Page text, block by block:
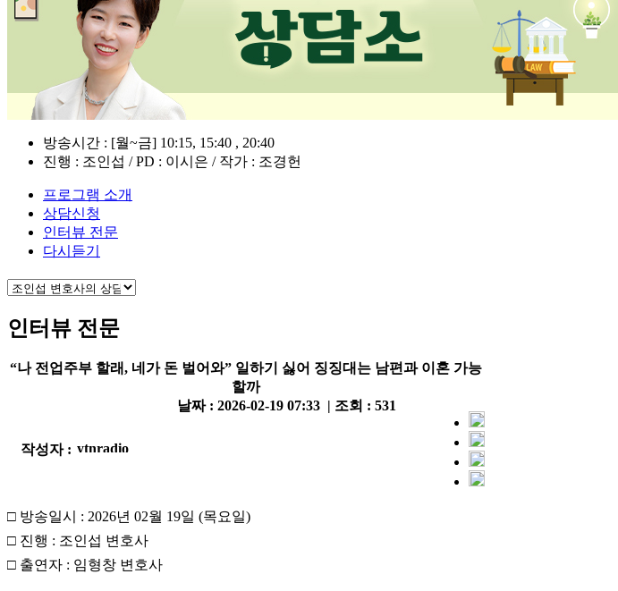
방송시간 : [월~금] 10:15, 15:40 , 20:40
진행 : 조인섭 / PD : 이시은 / 작가 : 조경헌
프로그램 소개
상담신청
인터뷰 전문
다시듣기
인터뷰 전문
“나 전업주부 할래, 네가 돈 벌어와” 일하기 싫어 징징대는 남편과 이혼 가능
할까
작성자 :
날짜 : 2026-02-19 07:33 | 조회 : 531
□ 방송일시 : 2026년 02월 19일 (목요일)
□ 진행 : 조인섭 변호사
□ 출연자 : 임형창 변호사